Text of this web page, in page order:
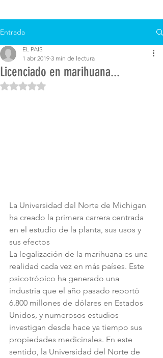
Entrada
Licenciado en marihuana...
EL PAIS
1 abr 2019 3 min de lectura
Obtuvo NaN de 5 estrellas.
La Universidad del Norte de Michigan
ha creado la primera carrera centrada
en el estudio de la planta, sus usos y
sus efectos
La legalización de la marihuana es una
realidad cada vez en más países. Este
psicotrópico ha generado una
industria que el año pasado reportó
6.800 millones de dólares en Estados
Unidos, y numerosos estudios
investigan desde hace ya tiempo sus
propiedades medicinales. En este
sentido, la Universidad del Norte de